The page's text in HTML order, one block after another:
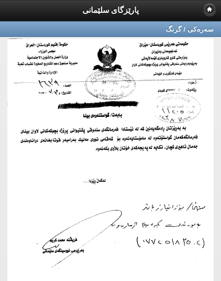
پارێزگای سلێمانی
سه‌ره‌كی / گرنگ